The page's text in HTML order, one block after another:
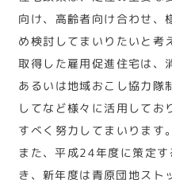
向け、高齢者向け合わせ、
め検討してまいりたいと考
取得した雇用促進住宅は、
あるいは地域おこし協力隊
してなど様々に活用してお
すべく努力してまいります。
また、平成24年度に策定
き、新年度は青原団地スト